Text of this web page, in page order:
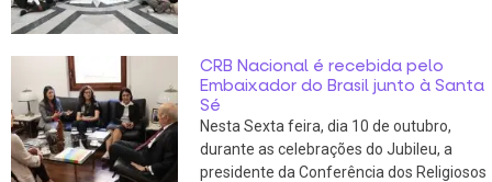
CRB Nacional é recebida pelo
Embaixador do Brasil junto à Santa
Sé
Nesta Sexta feira, dia 10 de outubro,
durante as celebrações do Jubileu, a
presidente da Conferência dos Religiosos